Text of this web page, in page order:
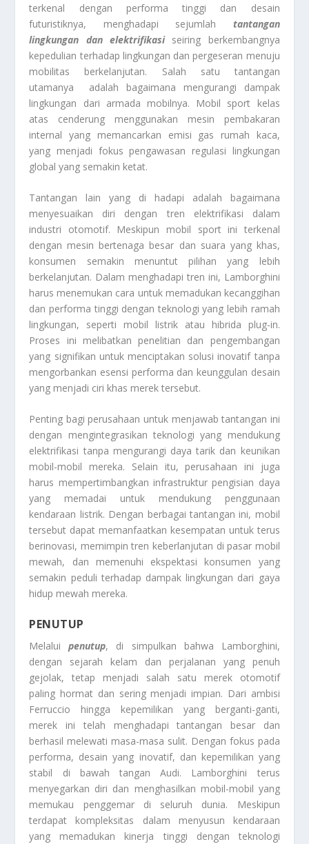
terkenal dengan performa tinggi dan desain
futuristiknya, menghadapi sejumlah tantangan
lingkungan dan elektrifikasiseiring berkembangnya
kepedulian terhadap lingkungan dan pergeseran menuju
mobilitas berkelanjutan. Salah satu tantangan
utamanya adalah bagaimana mengurangi dampak
lingkungan dari armada mobilnya. Mobil sport kelas
atas cenderung menggunakan mesin pembakaran
internal yang memancarkan emisi gas rumah kaca,
yang menjadi fokus pengawasan regulasi lingkungan
global yang semakin ketat.
Tantangan lain yang di hadapi adalah bagaimana
menyesuaikan diri dengan tren elektrifikasi dalam
industri otomotif. Meskipun mobil sport ini terkenal
dengan mesin bertenaga besar dan suara yang khas,
konsumen semakin menuntut pilihan yang lebih
berkelanjutan. Dalam menghadapi tren ini, Lamborghini
harus menemukan cara untuk memadukan kecanggihan
dan performa tinggi dengan teknologi yang lebih ramah
lingkungan, seperti mobil listrik atau hibrida plug-in.
Proses ini melibatkan penelitian dan pengembangan
yang signifikan untuk menciptakan solusi inovatif tanpa
mengorbankan esensi performa dan keunggulan desain
yang menjadi ciri khas merek tersebut.
Penting bagi perusahaan untuk menjawab tantangan ini
dengan mengintegrasikan teknologi yang mendukung
elektrifikasi tanpa mengurangi daya tarik dan keunikan
mobil-mobil mereka. Selain itu, perusahaan ini juga
harus mempertimbangkan infrastruktur pengisian daya
yang memadai untuk mendukung penggunaan
kendaraan listrik. Dengan berbagai tantangan ini, mobil
tersebut dapat memanfaatkan kesempatan untuk terus
berinovasi, memimpin tren keberlanjutan di pasar mobil
mewah, dan memenuhi ekspektasi konsumen yang
semakin peduli terhadap dampak lingkungan dari gaya
hidup mewah mereka.
PENUTUP
Melaluipenutup, di simpulkan bahwa Lamborghini,
dengan sejarah kelam dan perjalanan yang penuh
gejolak, tetap menjadi salah satu merek otomotif
paling hormat dan sering menjadi impian. Dari ambisi
Ferruccio hingga kepemilikan yang berganti-ganti,
merek ini telah menghadapi tantangan besar dan
berhasil melewati masa-masa sulit. Dengan fokus pada
performa, desain yang inovatif, dan kepemilikan yang
stabil di bawah tangan Audi. Lamborghini terus
menyegarkan diri dan menghasilkan mobil-mobil yang
memukau penggemar di seluruh dunia. Meskipun
terdapat kompleksitas dalam menyusun kendaraan
yang memadukan kinerja tinggi dengan teknologi